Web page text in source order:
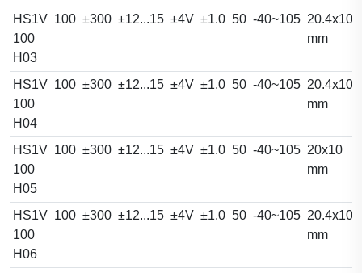
HS1V
100
H03
100 ±300 ±12...15 ±4V ±1.0 50 -40~105
mm
HS1V
100
H04
100 ±300 ±12...15 ±4V ±1.0 50 -40~105
mm
HS1V
100
H05
100 ±300 ±12...15 ±4V ±1.0 50 -40~105 20x10
mm
HS1V
100
H06
100 ±300 ±12...15 ±4V ±1.0 50 -40~105
mm